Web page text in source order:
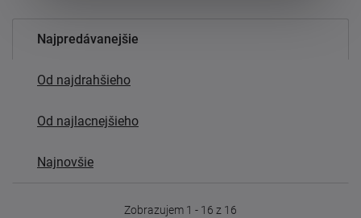
Najpredávanejšie
Od najdrahšieho
Od najlacnejšieho
Najnovšie
Zobrazujem 1 - 16 z 16